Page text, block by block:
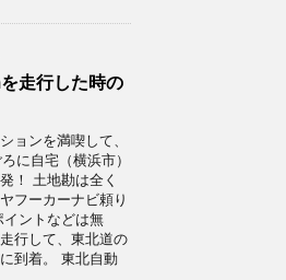
走行した時の
ョンを満喫して、
に自宅（横浜市）
！ 土地勘は全く
フーカーナビ頼り
イントなどは無
行して、東北道の
到着。 東北自動